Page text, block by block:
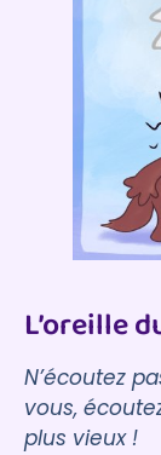
L’oreille
N’écoutez
vous,
plus vieux !